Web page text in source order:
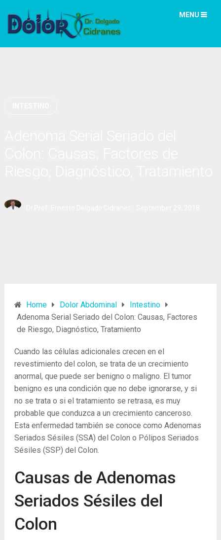
MENU
Home Dolor Abdominal
Intestino
Adenoma Serial Seriado del Colon: Causas, Factores
de Riesgo, Diagnóstico, Tratamiento
Cuando las células adicionales crecen en el
revestimiento del colon, se trata de un crecimiento
anormal, que puede ser benigno o maligno. El tumor
benigno es una condición que no debe ignorarse, y si
no se trata o si el tratamiento se retrasa, es muy
probable que conduzca a un crecimiento canceroso.
Esta enfermedad también se conoce como Adenomas
Seriados Sésiles (SSA) del Colon o Pólipos Seriados
Sésiles (SSP) del Colon.
Causas de Adenomas
Seriados Sésiles del
Colon